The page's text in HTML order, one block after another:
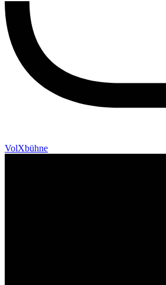
VolXbühne